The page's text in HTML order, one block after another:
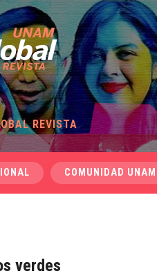
REVISTA
COMUNIDAD UNAM
verdes